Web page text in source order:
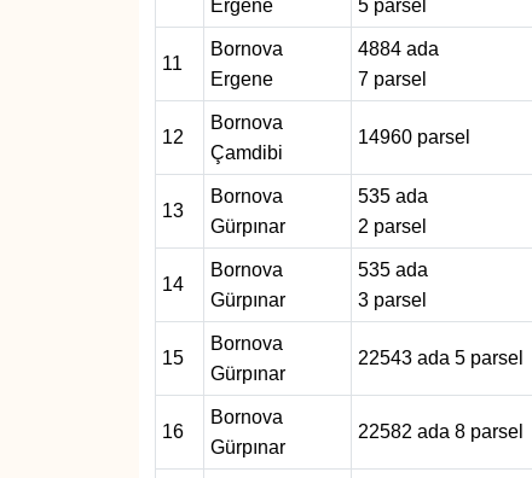
Ergene
5 parsel
11
Bornova
Ergene
4884 ada
7 parsel
12
Bornova
Çamdibi
14960 parsel
13
Bornova
Gürpınar
535 ada
2 parsel
14
Bornova
Gürpınar
535 ada
3 parsel
15
Bornova
Gürpınar
22543 ada 5 parsel
16
Bornova
Gürpınar
22582 ada 8 parsel